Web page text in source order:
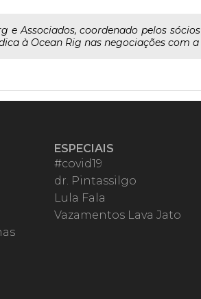
e Associados, coordenado pelos
à Ocean Rig nas negociações com a
ESPECIAIS
#covid19
dr. Pintassilgo
Lula Fala
Vazamentos Lava Jato